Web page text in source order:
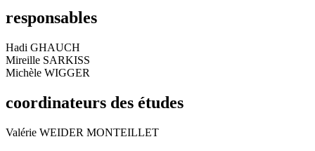
responsables
Hadi GHAUCH
Mireille SARKISS
Michèle WIGGER
coordinateurs des études
Valérie WEIDER MONTEILLET